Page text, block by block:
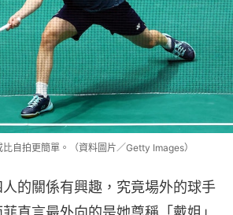
自拍更簡單。（資料圖片／Getty Images）
的關係有興趣，究竟場外的球手